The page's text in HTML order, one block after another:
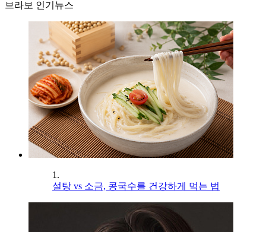
브라보 인기뉴스
1.
설탕 vs 소금, 콩국수를 건강하게 먹는 법